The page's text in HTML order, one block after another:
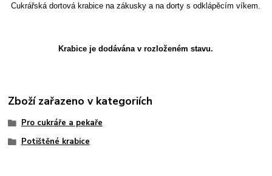
Cukrářská dortová krabice na zákusky a na dorty s odklápěcím víkem.
Krabice je dodávána v rozloženém stavu.
Zboží zařazeno v kategoriích
Pro cukráře a pekaře
Potištěné krabice